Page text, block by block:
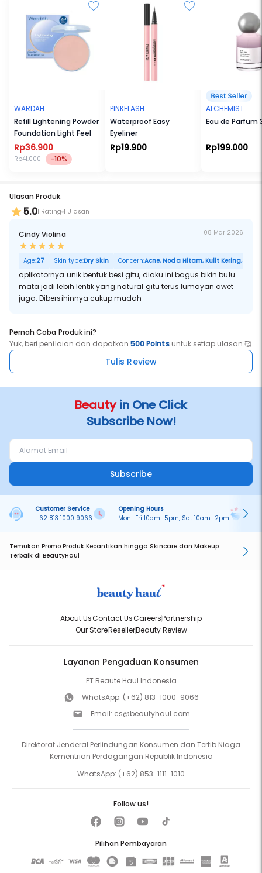
hingga ujung serta bulu mata bawah dan
sudut mata untuk mengaplikasikan jumlah produk yang merata
Easy to Use | Aplikasi Presisi
24 jam tahan lama, 24 jam Smudgeproof, 24 jam Waterproof
WARDAH
Refill Lightening Powder
Foundation Light Feel
Rp36.900
Rp41.000 -10%
PINKFLASH
Waterproof Easy
Eyeliner
Rp19.900
ALCHEMIST
Eau de Parfum
Rp199.000
Ulasan Produk
5.01 Rating 1 Ulasan
Cindy Violina 08 Mar 2026
Age:27 Skin type:Dry Skin Concern:Acne, Noda Hitam, Kulit Kering,
aplikatornya unik bentuk besi gitu, diaku ini bagus bikin bulu
mata jadi lebih lentik yang natural gitu terus lumayan awet
juga. Dibersihinnya cukup mudah
Pernah Coba Produk ini?
Yuk, beri penilaian dan dapatkan500 Pointsuntuk setiap ulasan 🥰
Tulis Review
Beautyin One Click
Subscribe Now!
Subscribe
Customer Service
+62 813 1000 9066
Opening Hours
Mon–Fri 10am–5pm, Sat 10am–2pm
Temukan Promo Produk Kecantikan hingga Skincare dan Makeup
Terbaik di BeautyHaul
About UsContact UsCareersPartnership
Our StoreResellerBeauty Review
Layanan Pengaduan Konsumen
PT Beaute Haul Indonesia
WhatsApp: (+62) 813-1000-9066
Email: cs@beautyhaul.com
Direktorat Jenderal Perlindungan Konsumen dan Tertib Niaga
Kementrian Perdagangan Republik Indonesia
WhatsApp: (+62) 853-1111-1010
Pilihan Pembayaran
Follow us!